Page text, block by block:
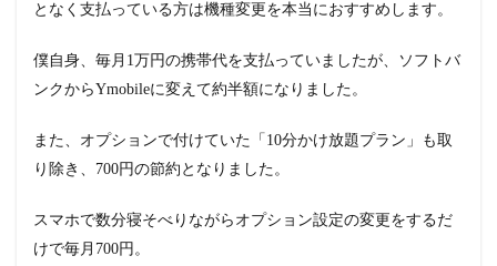
となく支払っている方は機種変更を本当におすすめします。
僕自身、毎月1万円の携帯代を支払っていましたが、ソフトバ
ンクからYmobileに変えて約半額になりました。
また、オプションで付けていた「10分かけ放題プラン」も取
り除き、700円の節約となりました。
スマホで数分寝そべりながらオプション設定の変更をするだ
けで毎月700円。